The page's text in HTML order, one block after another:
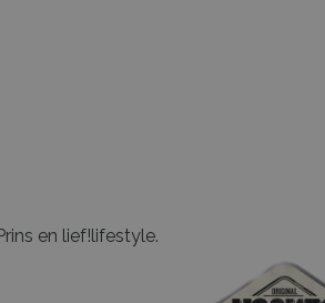
en lief!lifestyle.